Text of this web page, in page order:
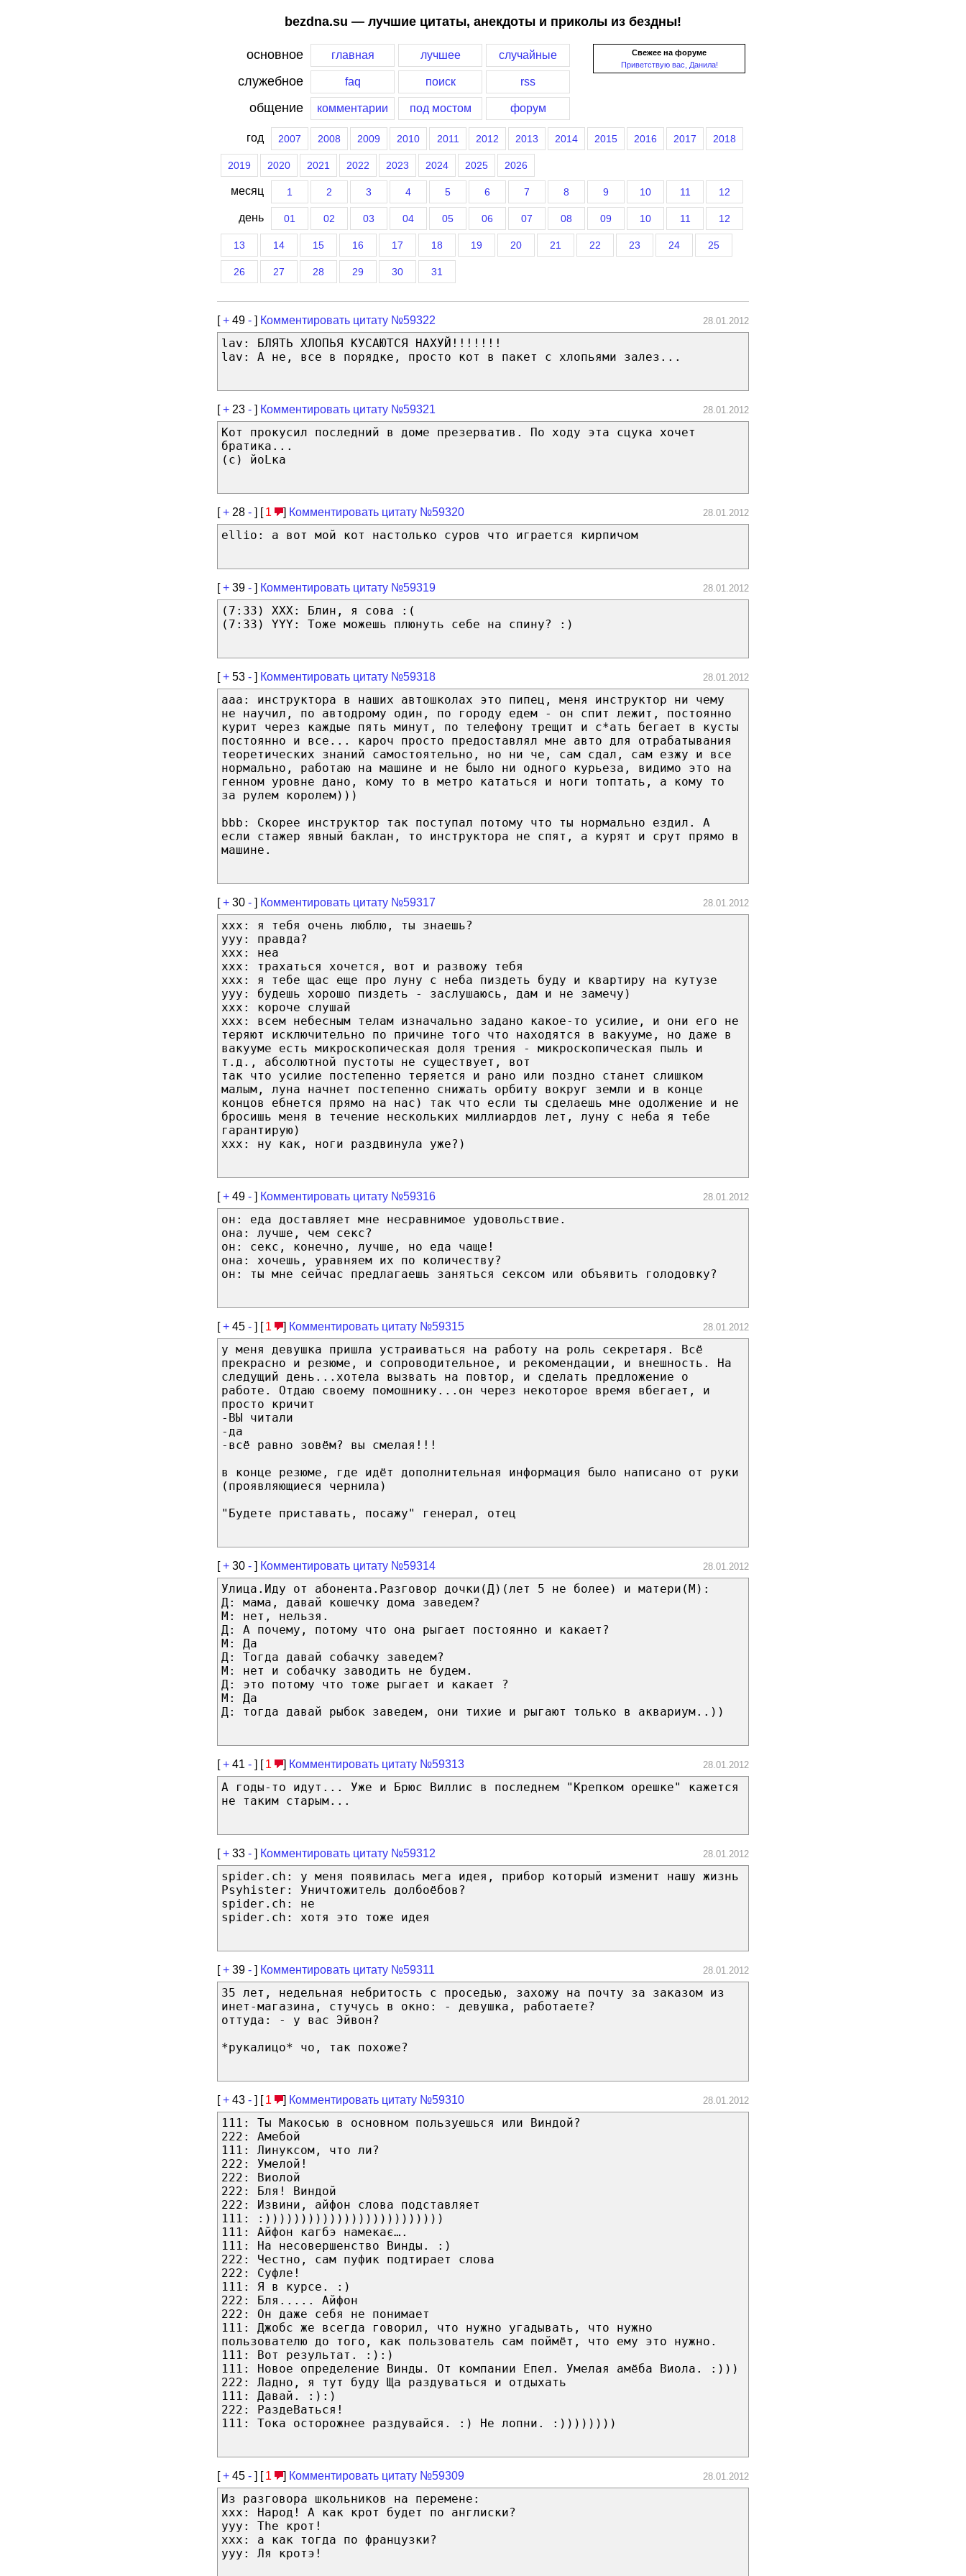
bezdna.su — лучшие цитаты, анекдоты и приколы из бездны!
Свежее на форуме
Приветствую вас, Данила!
основное главная лучшее случайные
служебное faq поиск rss
общение комментарии под мостом форум
год 2007 2008 2009 2010 2011 2012 2013 2014 2015 2016 2017 2018
2019 2020 2021 2022 2023 2024 2025 2026
месяц 1 2 3 4 5 6 7 8 9 10 11 12
день 01 02 03 04 05 06 07 08 09 10 11 12
13 14 15 16 17 18 19 20 21 22 23 24 25
26 27 28 29 30 31
[+ 49 - ] Комментировать цитату №59322 28.01.2012
lav: БЛЯТЬ ХЛОПЬЯ КУСАЮТСЯ НАХУЙ!!!!!!!
lav: А не, все в порядке, просто кот в пакет с хлопьями залез...
[+ 23 - ] Комментировать цитату №59321 28.01.2012
Кот прокусил последний в доме презерватив. По ходу эта сцука хочет
братика...
(с) йоLка
[+ 28 - ] [ 1 ] Комментировать цитату №59320 28.01.2012
ellio: а вот мой кот настолько суров что играется кирпичом
[+ 39 - ] Комментировать цитату №59319 28.01.2012
(7:33) XXX: Блин, я сова :(
(7:33) YYY: Тоже можешь плюнуть себе на спину? :)
[+ 53 - ] Комментировать цитату №59318 28.01.2012
aaa: инструктора в наших автошколах это пипец, меня инструктор ни чему
не научил, по автодрому один, по городу едем - он спит лежит, постоянно
курит через каждые пять минут, по телефону трещит и с*ать бегает в кусты
постоянно и все... кароч просто предоставлял мне авто для отрабатывания
теоретических знаний самостоятельно, но ни че, сам сдал, сам езжу и все
нормально, работаю на машине и не было ни одного курьеза, видимо это на
генном уровне дано, кому то в метро кататься и ноги топтать, а кому то
за рулем королем)))
bbb: Скорее инструктор так поступал потому что ты нормально ездил. А
если стажер явный баклан, то инструктора не спят, а курят и срут прямо в
машине.
[+ 30 - ] Комментировать цитату №59317 28.01.2012
xxx: я тебя очень люблю, ты знаешь?
yyy: правда?
xxx: неа
xxx: трахаться хочется, вот и развожу тебя
xxx: я тебе щас еще про луну с неба пиздеть буду и квартиру на кутузе
yyy: будешь хорошо пиздеть - заслушаюсь, дам и не замечу)
xxx: короче слушай
xxx: всем небесным телам изначально задано какое-то усилие, и они его не
теряют исключительно по причине того что находятся в вакууме, но даже в
вакууме есть микроскопическая доля трения - микроскопическая пыль и
т.д., абсолютной пустоты не существует, вот
так что усилие постепенно теряется и рано или поздно станет слишком
малым, луна начнет постепенно снижать орбиту вокруг земли и в конце
концов ебнется прямо на нас) так что если ты сделаешь мне одолжение и не
бросишь меня в течение нескольких миллиардов лет, луну с неба я тебе
гарантирую)
xxx: ну как, ноги раздвинула уже?)
[+ 49 - ] Комментировать цитату №59316 28.01.2012
он: еда доставляет мне несравнимое удовольствие.
она: лучше, чем секс?
он: секс, конечно, лучше, но еда чаще!
она: хочешь, уравняем их по количеству?
он: ты мне сейчас предлагаешь заняться сексом или объявить голодовку?
[+ 45 - ] [ 1 ] Комментировать цитату №59315 28.01.2012
у меня девушка пришла устраиваться на работу на роль секретаря. Всё
прекрасно и резюме, и сопроводительное, и рекомендации, и внешность. На
следущий день...хотела вызвать на повтор, и сделать предложение о
работе. Отдаю своему помошнику...он через некоторое время вбегает, и
просто кричит
-ВЫ читали
-да
-всё равно зовём? вы смелая!!!
в конце резюме, где идёт дополнительная информация было написано от руки
(проявляющиеся чернила)
"Будете приставать, посажу" генерал, отец
[+ 30 - ] Комментировать цитату №59314 28.01.2012
Улица.Иду от абонента.Разговор дочки(Д)(лет 5 не более) и матери(М):
Д: мама, давай кошечку дома заведем?
М: нет, нельзя.
Д: А почему, потому что она рыгает постоянно и какает?
М: Да
Д: Тогда давай собачку заведем?
М: нет и собачку заводить не будем.
Д: это потому что тоже рыгает и какает ?
М: Да
Д: тогда давай рыбок заведем, они тихие и рыгают только в аквариум..))
[+ 41 - ] [ 1 ] Комментировать цитату №59313 28.01.2012
А годы-то идут... Уже и Брюс Виллис в последнем "Крепком орешке" кажется
не таким старым...
[+ 33 - ] Комментировать цитату №59312 28.01.2012
spider.ch: у меня появилась мега идея, прибор который изменит нашу жизнь
Psyhister: Уничтожитель долбоёбов?
spider.ch: не
spider.ch: хотя это тоже идея
[+ 39 - ] Комментировать цитату №59311 28.01.2012
35 лет, недельная небритость с проседью, захожу на почту за заказом из
инет-магазина, стучусь в окно: - девушка, работаете?
оттуда: - у вас Эйвон?
*рукалицо* чо, так похоже?
[+ 43 - ] [ 1 ] Комментировать цитату №59310 28.01.2012
111: Ты Макосью в основном пользуешься или Виндой?
222: Амебой
111: Линуксом, что ли?
222: Умелой!
222: Виолой
222: Бля! Виндой
222: Извини, айфон слова подставляет
111: :)))))))))))))))))))))))))
111: Айфон кагбэ намекає….
111: На несовершенство Винды. :)
222: Честно, сам пуфик подтирает слова
222: Суфле!
111: Я в курсе. :)
222: Бля..... Айфон
222: Он даже себя не понимает
111: Джобс же всегда говорил, что нужно угадывать, что нужно
пользователю до того, как пользователь сам поймёт, что ему это нужно.
111: Вот результат. :):)
111: Новое определение Винды. От компании Епел. Умелая амёба Виола. :)))
222: Ладно, я тут буду Ща раздуваться и отдыхать
111: Давай. :):)
222: РаздеВаться!
111: Тока осторожнее раздувайся. :) Не лопни. :))))))))
[+ 45 - ] [ 1 ] Комментировать цитату №59309 28.01.2012
Из разговора школьников на перемене:
ххх: Народ! А как крот будет по англиски?
ууу: The крот!
ххх: а как тогда по французки?
ууу: Ля кротэ!